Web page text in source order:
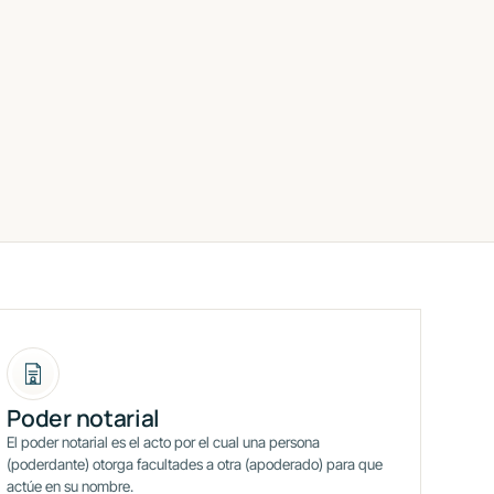
Poder notarial
El poder notarial es el acto por el cual una persona
(poderdante) otorga facultades a otra (apoderado) para que
actúe en su nombre.